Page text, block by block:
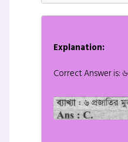
Explanation:
Correct Answer is: ৬